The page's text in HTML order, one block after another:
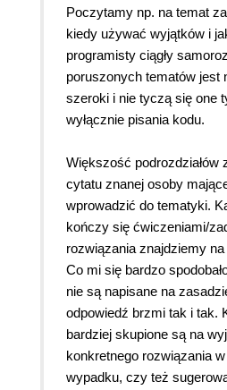
Poczytamy np. na temat
kiedy używać wyjątków i
programisty ciągły
poruszonych tematów jest
szeroki i nie tyczą się one
wyłącznie pisania kodu.
Większość podrozdziałów
cytatu znanej osoby
wprowadzić do tematyki.
kończy się ćwiczeniami/
rozwiązania znajdziemy
Co mi się bardzo
nie są napisane na
odpowiedź brzmi tak i tak.
bardziej skupione są na
konkretnego rozwiązania
wypadku, czy też